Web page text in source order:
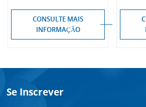
CONSULTE MAIS
INFORMAÇÃO
Se Inscrever